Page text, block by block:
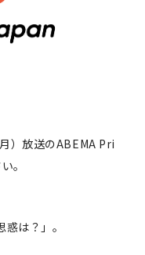
）放送のABEMA Pri
。
は？」。